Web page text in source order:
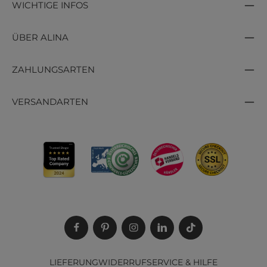
WICHTIGE INFOS
ÜBER ALINA
ZAHLUNGSARTEN
VERSANDARTEN
LIEFERUNGWIDERRUFSERVICE & HILFE